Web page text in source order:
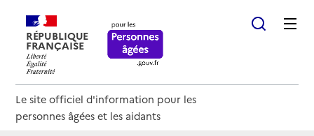
RÉPUBLIQUE
FRANÇAISE
Le site officiel d'information pour les
personnes âgées et les aidants